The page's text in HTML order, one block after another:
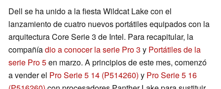
Dell se ha unido a la fiesta Wildcat Lake con el
lanzamiento de cuatro nuevos portátiles equipados con la
arquitectura Core Serie 3 de Intel. Para recapitular, la
compañíadio a conocer la serie Pro 3 y Portátiles de la
serie Pro 5en marzo. A principios de este mes, comenzó
a vender el Pro Serie 5 14 (P514260) y Pro Serie 5 16